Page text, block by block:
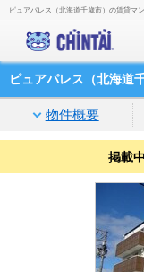
ピュアパレス（北海道千歳市）の賃貸マ
ピュアパレス（北海道
物件概要
掲載